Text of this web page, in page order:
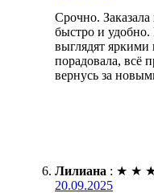
Срочно.
быстро и удобно.
выглядят яркими
порадовала, всё
вернусь за
Лилиана : ★ ★
20.09.2025